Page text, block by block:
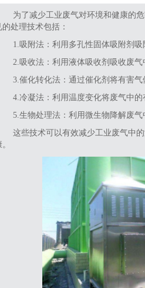
为了减少工业废气对环境和健康的
的处理技术包括：
1‌.吸附法‌：利用多孔性固体吸附剂吸
2‌.吸收法‌：利用液体吸收剂吸收废气
3‌.催化转化法‌：通过催化剂将有害气
‌4.冷凝法‌：利用温度变化将废气中的
5‌.生物处理法‌：利用微生物降解废气
这些技术可以有效减少工业废气中